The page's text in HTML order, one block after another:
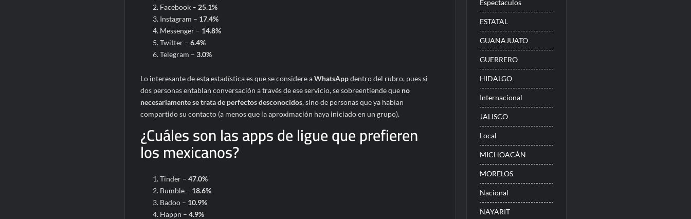
Facebook – 25.1%
Instagram – 17.4%
Messenger – 14.8%
Twitter –6.4%
Telegram –3.0%
Lo interesante de esta estadística es que se considere aWhatsAppdentro del rubro, pues si
dos personas entablan conversación a través de ese servicio, se sobreentiende que no
necesariamente se trata de perfectos desconocidos, sino de personas que ya habían
compartido su contacto (a menos que la aproximación haya iniciado en un grupo).
¿Cuáles son las apps de ligue que prefieren
los mexicanos?
Tinder –47.0%
Bumble – 18.6%
Badoo – 10.9%
Happn –4.9%
Espectaculos
ESTATAL
GUANAJUATO
GUERRERO
HIDALGO
Internacional
JALISCO
Local
MICHOACÁN
MORELOS
Nacional
NAYARIT